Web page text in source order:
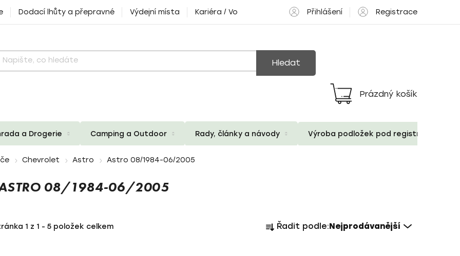
Dodací lhůty a přepravné Výdejní místa Kariéra / Volné pozice Přihlášení Registrace
Hledat
Nákupní
košík
Prázdný košík
a Drogerie Camping a Outdoor Rady, články a návody Výroba podložek pod registrační
Chevrolet Astro Astro 08/1984-06/2005
ASTRO 08/1984-06/2005
1 z 1 - 5 položek celkem
a Řadit podle:Nejprodávanější